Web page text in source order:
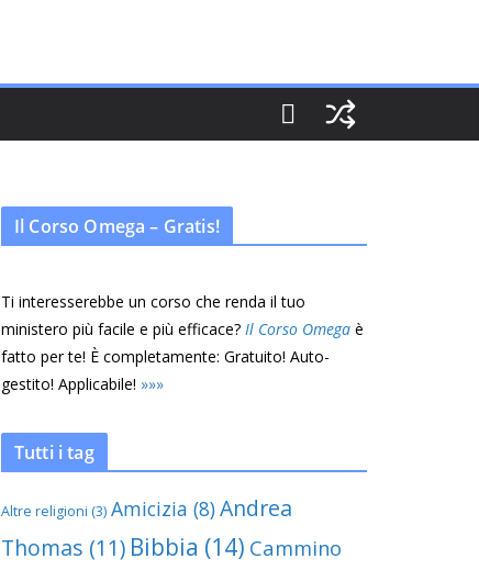
Il Corso Omega – Gratis!
Ti interesserebbe un corso che renda il tuo
ministero più facile e più efficace? Il Corso Omega è
fatto per te! È completamente: Gratuito! Auto-
gestito! Applicabile! »»»
Tutti i tag
Altre religioni (3) Amicizia (8)Andrea
Thomas (11) Bibbia (14) Cammino